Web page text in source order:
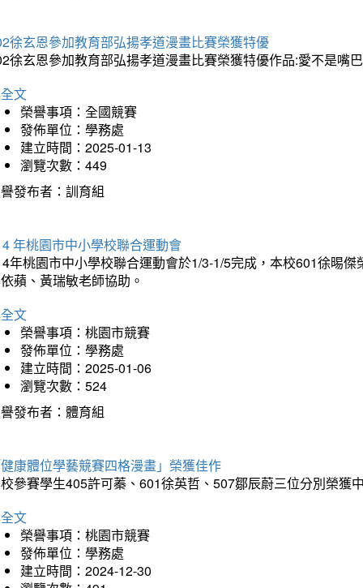
徐玄恩參加教育部弘揚孝道漫畫比賽榮獲特優
徐玄恩參加教育部弘揚孝道漫畫比賽榮獲特優作品:愛不是嘴
文
榮譽事項：全國競賽
發佈單位：學務處
建立時間：2025-01-13
瀏覽次數：449
發布者：訓育組
年桃園市中小學校聯合運動會
年桃園市中小學校聯合運動會於1/3-1/5完成，本校601徐晹
蘋、黃瑞敏老師協助。
文
榮譽事項：桃園市競賽
發佈單位：學務處
建立時間：2025-01-06
瀏覽次數：524
發布者：體育組
康體位學藝競賽四格漫畫」榮獲佳作
參賽學生405許可蓁、601徐英哲、507鄒辰蔚三位分別榮獲
文
榮譽事項：桃園市競賽
發佈單位：學務處
建立時間：2024-12-30